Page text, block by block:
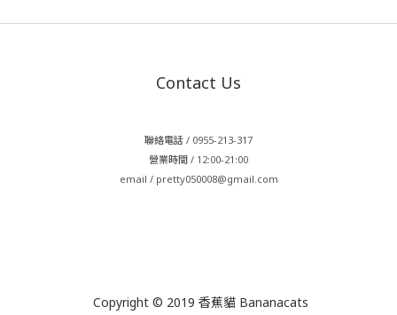
Contact Us
聯絡電話 / 0955-213-317
營業時間 / 12:00-21:00
email / pretty050008@gmail.com
Copyright © 2019 香蕉貓 Bananacats